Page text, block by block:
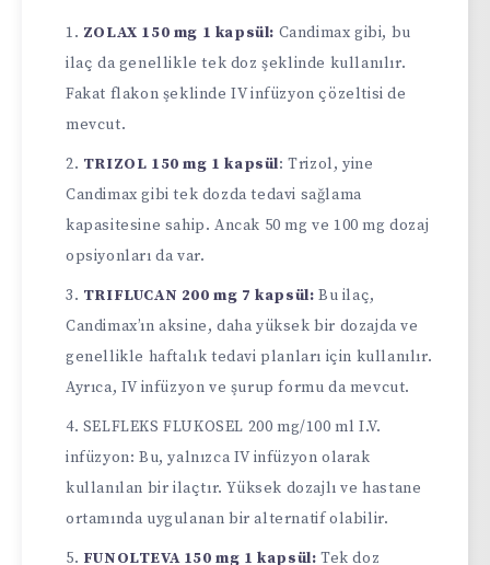
ZOLAX 150 mg 1 kapsül: Candimax gibi, bu
ilaç da genellikle tek doz şeklinde kullanılır.
Fakat flakon şeklinde IV infüzyon çözeltisi de
mevcut.
TRIZOL 150 mg 1 kapsül: Trizol, yine
Candimax gibi tek dozda tedavi sağlama
kapasitesine sahip. Ancak 50 mg ve 100 mg dozaj
opsiyonları da var.
TRIFLUCAN 200 mg 7 kapsül: Bu ilaç,
Candimax’ın aksine, daha yüksek bir dozajda ve
genellikle haftalık tedavi planları için kullanılır.
Ayrıca, IV infüzyon ve şurup formu da mevcut.
SELFLEKS FLUKOSEL 200 mg/100 ml I.V.
infüzyon: Bu, yalnızca IV infüzyon olarak
kullanılan bir ilaçtır. Yüksek dozajlı ve hastane
ortamında uygulanan bir alternatif olabilir.
FUNOLTEVA 150 mg 1 kapsül:Tek doz